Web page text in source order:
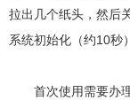
拉出几个纸头，然后
系统初始化（约10秒
首次使用需要办理